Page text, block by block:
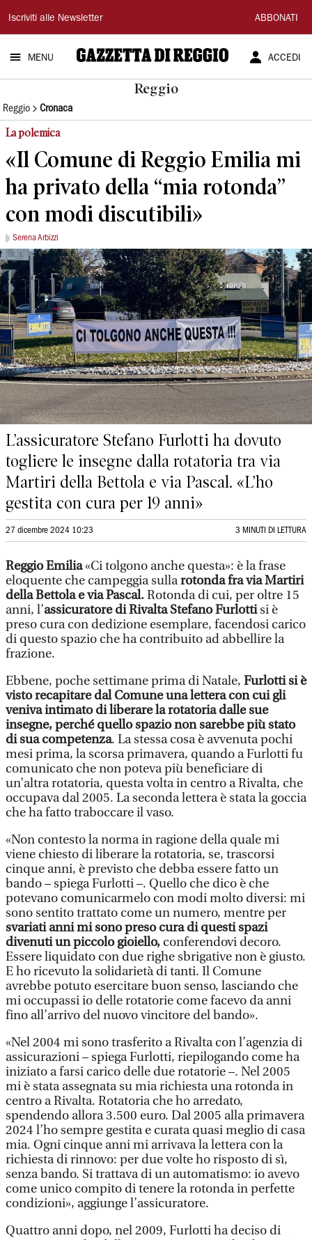
Gazzetta
di
Reggio
Iscriviti alle Newsletter ABBONATI
MENU ACCEDI
Reggio
Reggio Cronaca
La polemica
«Il Comune di Reggio Emilia mi
ha privato della “mia rotonda”
con modi discutibili»
Serena Arbizzi
L’assicuratore Stefano Furlotti ha dovuto
togliere le insegne dalla rotatoria tra via
Martiri della Bettola e via Pascal. «L’ho
gestita con cura per 19 anni»
27 dicembre 2024 10:23 3 MINUTI DI LETTURA
Reggio Emilia«Ci tolgono anche questa»: è la frase
eloquente che campeggia sullarotonda fra via Martiri
della Bettola e via Pascal.Rotonda di cui, per oltre 15
anni, l’assicuratore di Rivalta Stefano Furlottisi è
preso cura con dedizione esemplare, facendosi carico
di questo spazio che ha contribuito ad abbellire la
frazione.
Ebbene, poche settimane prima di Natale, Furlotti si è
visto recapitare dal Comune una lettera con cui gli
veniva intimato di liberare la rotatoria dalle sue
insegne, perché quello spazio non sarebbe più stato
di sua competenza. La stessa cosa è avvenuta pochi
mesi prima, la scorsa primavera, quando a Furlotti fu
comunicato che non poteva più beneficiare di
un’altra rotatoria, questa volta in centro a Rivalta, che
occupava dal 2005. La seconda lettera è stata la goccia
che ha fatto traboccare il vaso.
«Non contesto la norma in ragione della quale mi
viene chiesto di liberare la rotatoria, se, trascorsi
cinque anni, è previsto che debba essere fatto un
bando – spiega Furlotti –. Quello che dico è che
potevano comunicarmelo con modi molto diversi: mi
sono sentito trattato come un numero, mentre per
svariati anni mi sono preso cura di questi spazi
divenuti un piccolo gioiello, conferendovi decoro.
Essere liquidato con due righe sbrigative non è giusto.
E ho ricevuto la solidarietà di tanti. Il Comune
avrebbe potuto esercitare buon senso, lasciando che
mi occupassi io delle rotatorie come facevo da anni
fino all’arrivo del nuovo vincitore del bando».
«Nel 2004 mi sono trasferito a Rivalta con l’agenzia di
assicurazioni – spiega Furlotti, riepilogando come ha
iniziato a farsi carico delle due rotatorie –. Nel 2005
mi è stata assegnata su mia richiesta una rotonda in
centro a Rivalta. Rotatoria che ho arredato,
spendendo allora 3.500 euro. Dal 2005 alla primavera
2024 l’ho sempre gestita e curata quasi meglio di casa
mia. Ogni cinque anni mi arrivava la lettera con la
richiesta di rinnovo: per due volte ho risposto di sì,
senza bando. Si trattava di un automatismo: io avevo
come unico compito di tenere la rotonda in perfette
condizioni», aggiunge l’assicuratore.
Quattro anni dopo, nel 2009, Furlotti ha deciso di